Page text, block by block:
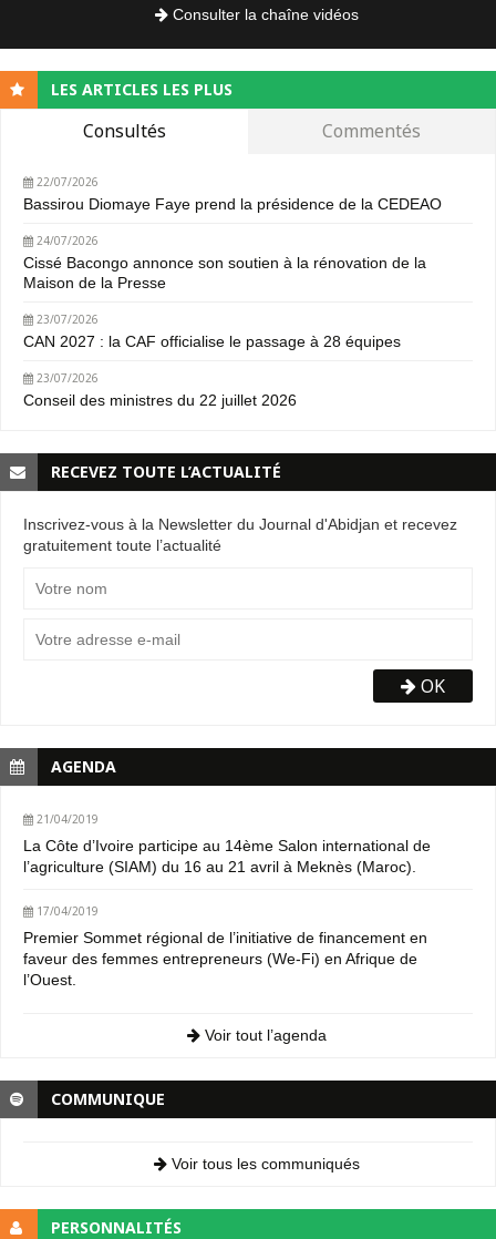
Consulter la chaîne vidéos
LES ARTICLES LES PLUS
Consultés Commentés
22/07/2026
Bassirou Diomaye Faye prend la présidence de la CEDEAO
24/07/2026
Cissé Bacongo annonce son soutien à la rénovation de la
Maison de la Presse
23/07/2026
CAN 2027 : la CAF officialise le passage à 28 équipes
23/07/2026
Conseil des ministres du 22 juillet 2026
RECEVEZ TOUTE L’ACTUALITÉ
Inscrivez-vous à la Newsletter du Journal d'Abidjan et recevez
gratuitement toute l’actualité
OK
AGENDA
21/04/2019
La Côte d’Ivoire participe au 14ème Salon international de
l’agriculture (SIAM) du 16 au 21 avril à Meknès (Maroc).
17/04/2019
Premier Sommet régional de l’initiative de financement en
faveur des femmes entrepreneurs (We-Fi) en Afrique de
l’Ouest.
Voir tout l’agenda
COMMUNIQUE
Voir tous les communiqués
PERSONNALITÉS